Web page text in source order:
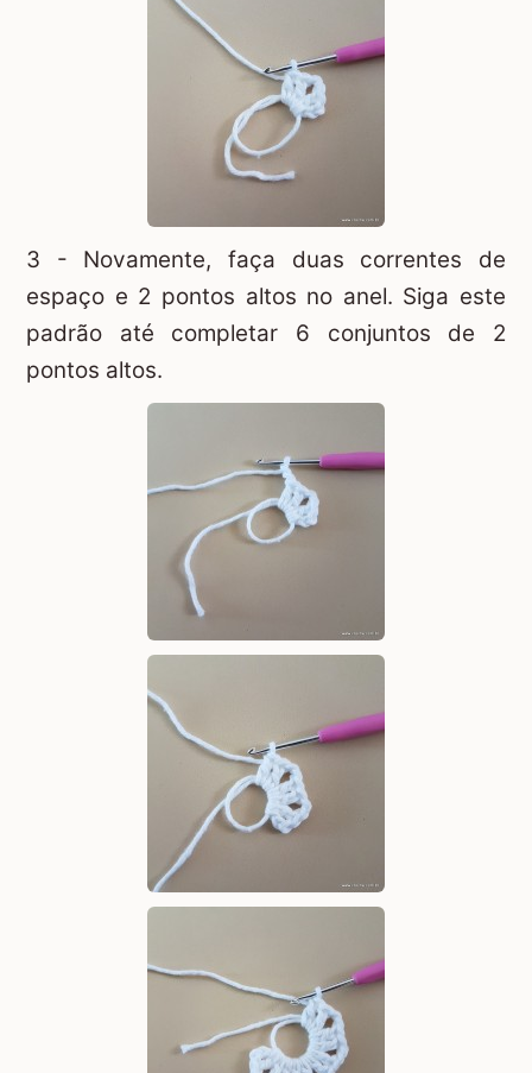
3 - Novamente, faça duas correntes de
espaço e 2 pontos altos no anel. Siga este
padrão até completar 6 conjuntos de 2
pontos altos.